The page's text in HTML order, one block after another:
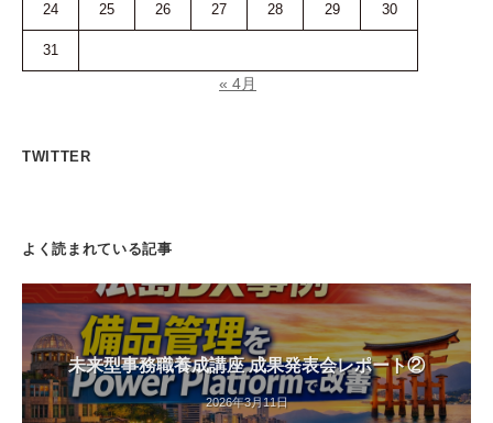
24 25 26 27 28 29 30
31
« 4月
TWITTER
よく読まれている記事
未来型事務職養成講座 成果発表会レポート②
2026年3月11日